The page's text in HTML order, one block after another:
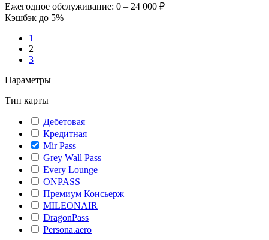
Ежегодное обслуживание: 0 – 24 000 ₽
Кэшбэк до 5%
1
2
3
Параметры
Тип карты
Дебетовая
Кредитная
Mir Pass
Grey Wall Pass
Every Lounge
ONPASS
Премиум Консьерж
MILEONAIR
DragonPass
Persona.aero